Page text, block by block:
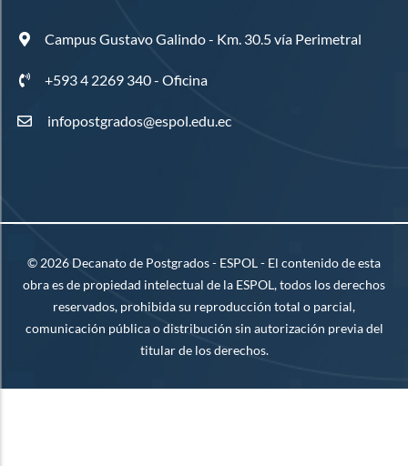
Campus Gustavo Galindo - Km. 30.5 vía Perimetral
+593 4 2269 340 - Oficina
infopostgrados@espol.edu.ec
© 2026 Decanato de Postgrados - ESPOL - El contenido de esta
obra es de propiedad intelectual de la ESPOL, todos los derechos
reservados, prohibida su reproducción total o parcial,
comunicación pública o distribución sin autorización previa del
titular de los derechos.